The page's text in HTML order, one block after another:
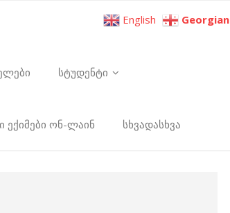
სტუდენტი
ონ-ლაინ სხვადასხვა
English Georgian